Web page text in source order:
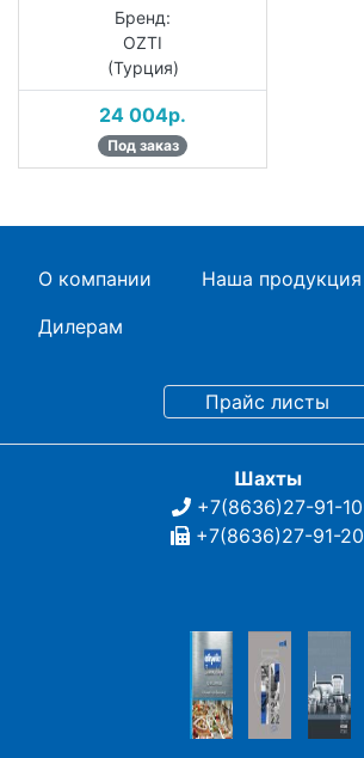
Бренд:
OZTI
(Турция)
24 004р.
Под заказ
О компании Наша продукция
Дилерам
Шахты
+7(8636)27-91-10
+7(8636)27-91-20